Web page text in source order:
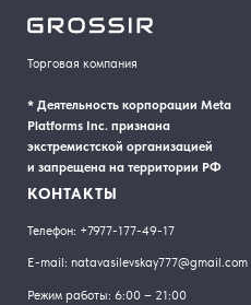
Торговая компания
* Деятельность корпорации Meta
Platforms Inc. признана
экстремистской организацией
и запрещена на территории РФ
КОНТАКТЫ
Телефон: +7977-177-49-17
E-mail: natavasilevskay777@gmail.com
Режим работы: 6:00 – 21:00